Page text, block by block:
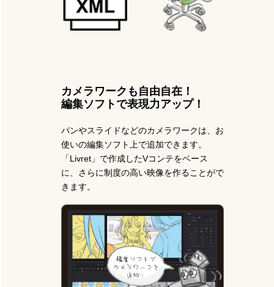
カメラワークも自由自在！
編集ソフトで表現力アップ！
パンやスライドなどのカメラワークは、お
使いの編集ソフト上で追加できます。
「Livret」で作成したVコンテをベース
に、さらに制度の高い映像を作ることがで
きます。